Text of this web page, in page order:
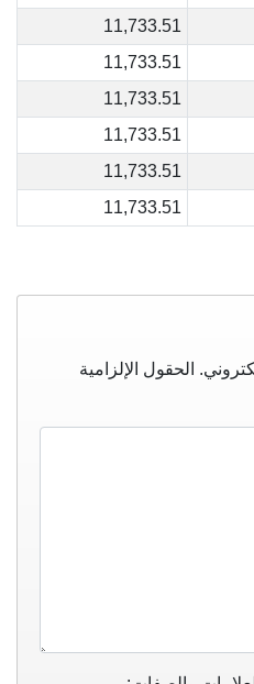
11,733.51
11,733.51
11,733.51
11,733.51
11,733.51
11,733.51
الحقول الإلزامية